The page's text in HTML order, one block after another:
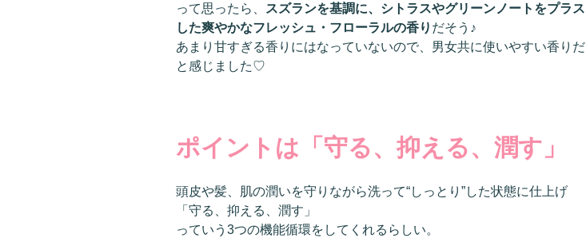
って思ったら、
スズランを基調に、シトラスやグリーンノートをプラス
した爽やかなフレッシュ・フローラルの香り だそう♪
あまり甘すぎる香りにはなっていないので、男女共に使いやすい香りだ
と感じました♡
ポイントは「守る、抑える、潤す」
頭皮や髪、肌の潤いを守りながら洗って“しっとり”した状態に仕上げ
「守る、抑える、潤す」
っていう3つの機能循環をしてくれるらしい。